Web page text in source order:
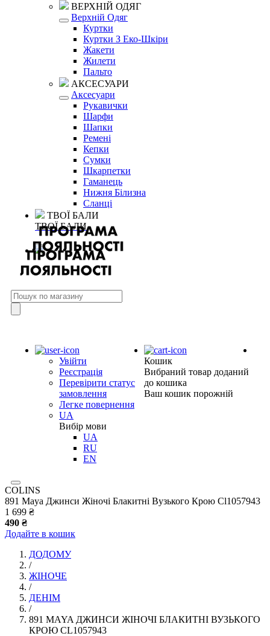
ВЕРХНІЙ ОДЯГ
Верхній Одяг
Куртки
Куртки З Еко-Шкіри
Жакети
Жилети
Пальто
АКСЕСУАРИ
Аксесуари
Рукавички
Шарфи
Шапки
Ремені
Кепки
Сумки
Шкарпетки
Гаманець
Нижня Білизна
Сланці
ТВОЇ БАЛИ
ТВОЇ БАЛИ
Увійти
Реєстрація
Перевірити статус
замовлення
Легке повернення
UA
Вибір мови
UA
RU
EN
Кошик
Вибраний товар доданий
до кошика
Ваш кошик порожній
COLINS
891 Maya Джинси Жіночі Блакитні Вузького Крою Cl1057943
1 699 ₴
490 ₴
Додайте в кошик
ДОДОМУ
/
ЖІНОЧЕ
/
ДЕНІМ
/
891 MAYA ДЖИНСИ ЖІНОЧІ БЛАКИТНІ ВУЗЬКОГО
КРОЮ CL1057943